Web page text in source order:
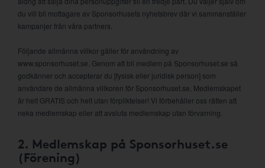
du vill bli mottagare av Sponsorhusets nyhetsbrev där vi sammanställer
kampanjer från våra partners.
Följande allmänna villkor gäller för användning av
www.sponsorhuset.se. Genom att bli medlem på Sponsorhuset.se så
godkänner och accepterar du [fysisk eller juridisk person] som
användare de allmänna villkoren för Sponsorhuset.se. Medlemskapet
är helt GRATIS och helt utan förpliktelser! Vi förbehåller oss rätten att
neka medlemskap eller att avsluta medlemskap utan förvarning.
2. Medlemskap på Sponsorhuset.se
(Förening)